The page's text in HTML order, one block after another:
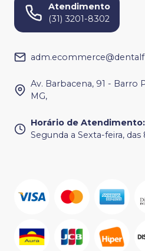
Atendimento
(31) 3201-8302
Av. Barbacena, 91 -
MG,
Horário de Atendimento:
Segunda a Sexta-feira, das